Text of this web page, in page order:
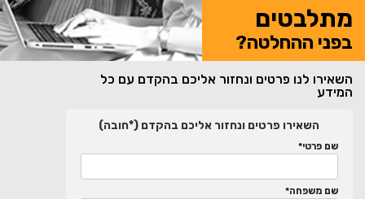
מתלבטים
בפני ההחלטה?
השאירו לנו פרטים ונחזור אליכם בהקדם עם כל
המידע
השאירו פרטים ונחזור אליכם בהקדם (*חובה)
שם פרטי*
שם משפחה*